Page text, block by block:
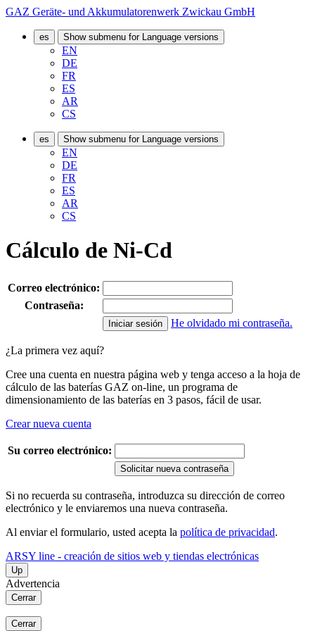
GAZ Geräte- und Akkumulatorenwerk Zwickau GmbH
es Show submenu for Language versions
EN
DE
FR
ES
AR
CS
es Show submenu for Language versions
EN
DE
FR
ES
AR
CS
Cálculo de Ni-Cd
Correo electrónico:
Contraseña:
He olvidado mi contraseña.
¿La primera vez aquí?
Cree una cuenta en nuestra página web y tenga acceso a la hoja de
cálculo de las baterías GAZ on-line, un programa de
dimensionamiento de las baterías en 3 pasos, fácil de usar.
Crear nueva cuenta
Su correo electrónico:
Solicitar nueva contraseña
Si no recuerda su contraseña, introduzca su dirección de correo
electrónico y le enviaremos una nueva contraseña.
Al enviar el formulario, usted acepta la política de privacidad.
ARSY line - creación de sitios web y tiendas electrónicas
Up
Advertencia
Cerrar
Cerrar